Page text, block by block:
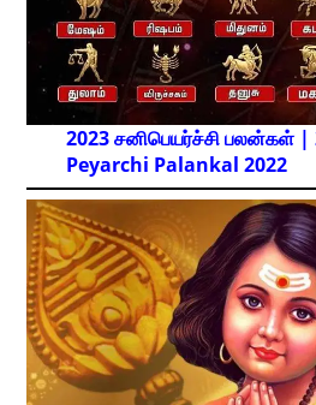
2023 சனிபெயர்ச்சி பலன்கள் |
Peyarchi Palankal 2022